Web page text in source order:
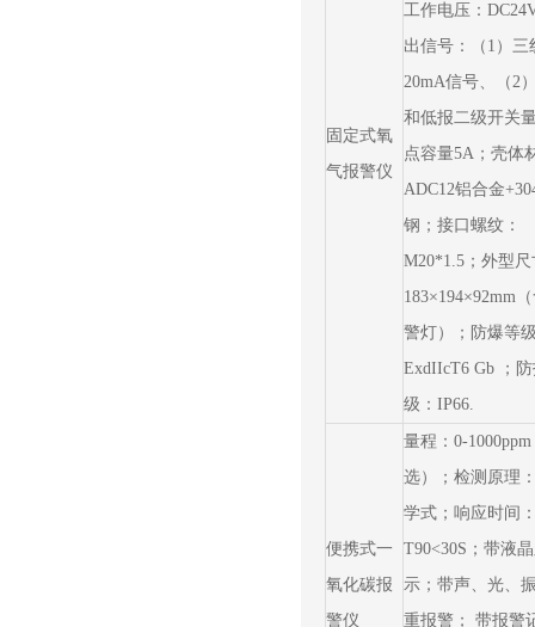
固定式氧
气报警仪
工作电压：
出信号：（1）三
20mA信号、（2
和低报二级开关
点容量5A；壳体
ADC12铝合金
钢；接口螺纹：
M20*1.5；外型尺
183×194×92mm
警灯）；防爆等
ExdIIcT6 Gb ；
级：IP66.
便携式一
氧化碳报
警仪
量程：0-
选）；检测原理
学式；响应时间
T90<30S；带液
示；带声、光、
重报警； 带报警